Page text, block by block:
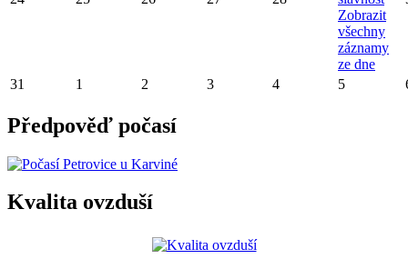
Zobrazit
všechny
záznamy
ze dne
31 1 2 3 4 5
Předpověď počasí
Kvalita ovzduší